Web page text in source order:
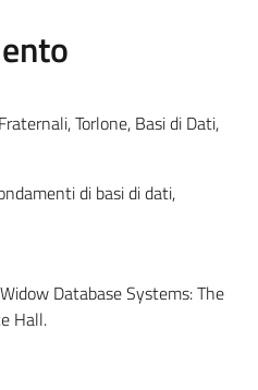
Torlone, Basi di Dati,
di basi di dati,
Database Systems: The
Hall.